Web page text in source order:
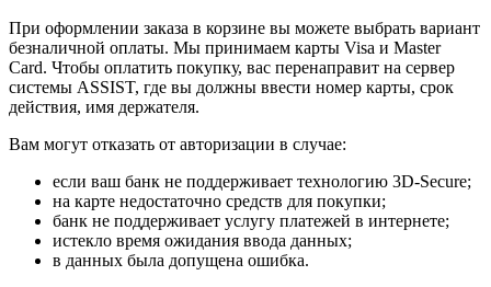
При оформлении заказа в корзине вы можете выбрать вариант
безналичной оплаты. Мы принимаем карты Visa и Master
Card. Чтобы оплатить покупку, вас перенаправит на сервер
системы ASSIST, где вы должны ввести номер карты, срок
действия, имя держателя.
Вам могут отказать от авторизации в случае:
если ваш банк не поддерживает технологию 3D-Secure;
на карте недостаточно средств для покупки;
банк не поддерживает услугу платежей в интернете;
истекло время ожидания ввода данных;
в данных была допущена ошибка.